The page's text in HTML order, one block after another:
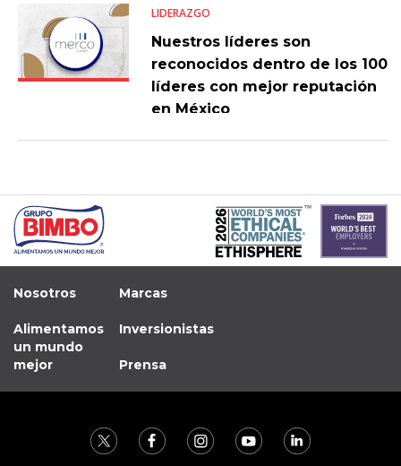
LIDERAZGO
Nuestros líderes son
reconocidos dentro de los 100
líderes con mejor reputación
en México
Nosotros
Alimentamos
un mundo
mejor
Marcas
Inversionistas
Prensa